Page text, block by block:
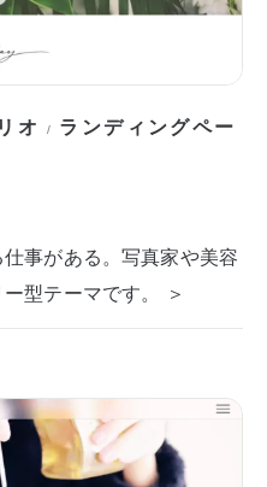
オ / ランディングペー
事がある。写真家や美容
型テーマです。 ＞